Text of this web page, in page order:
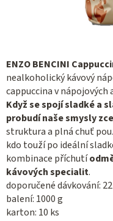
ENZO BENCINI
nealkoholický kávový
cappuccina v nápojových
Když se spojí sladké a
probudí naše smysly
struktura a plná chuť
kdo touží po ideální
kombinace příchutí
kávových specialit.
doporučené dávkování:
balení: 1000 g
karton: 10 ks